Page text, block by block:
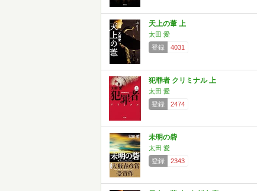
天上の葦 上
太田 愛
登録
4031
犯罪者 クリミナル 上
太田 愛
登録
2474
未明の砦
太田 愛
登録
2343